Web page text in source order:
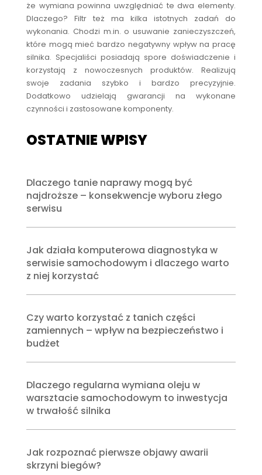
że wymiana powinna uwzględniać te dwa elementy.
Dlaczego? Filtr też ma kilka istotnych zadań do
wykonania. Chodzi m.in. o usuwanie zanieczyszczeń,
które mogą mieć bardzo negatywny wpływ na pracę
silnika. Specjaliści posiadają spore doświadczenie i
korzystają z nowoczesnych produktów. Realizują
swoje zadania szybko i bardzo precyzyjnie.
Dodatkowo udzielają gwarancji na wykonane
czynności i zastosowane komponenty.
OSTATNIE WPISY
Dlaczego tanie naprawy mogą być
najdroższe – konsekwencje wyboru złego
serwisu
Jak działa komputerowa diagnostyka w
serwisie samochodowym i dlaczego warto
z niej korzystać
Czy warto korzystać z tanich części
zamiennych – wpływ na bezpieczeństwo i
budżet
Dlaczego regularna wymiana oleju w
warsztacie samochodowym to inwestycja
w trwałość silnika
Jak rozpoznać pierwsze objawy awarii
skrzyni biegów?